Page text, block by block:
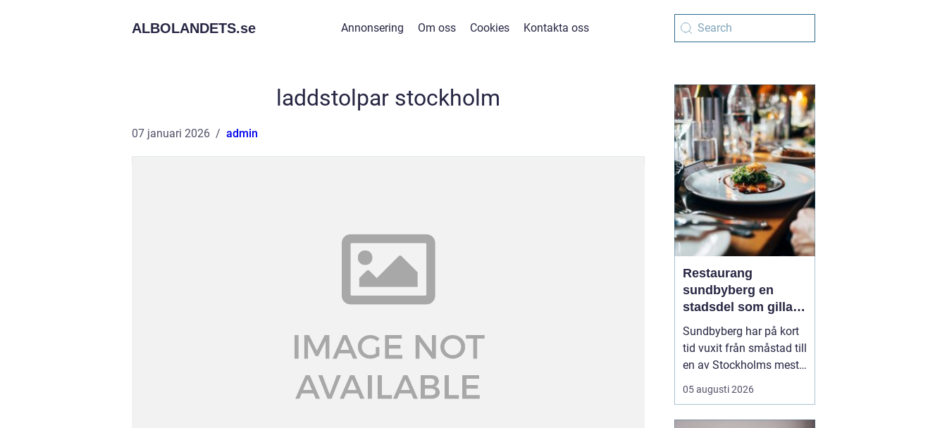
ALBOLANDETS.se Annonsering Om oss Cookies Kontakta oss
laddstolpar stockholm
07 januari 2026 admin
Restaurang
sundbyberg en
stadsdel som gillar
mat, sport och
spontana möten
Sundbyberg har på kort
tid vuxit från småstad till
en av Stockholms mest
levande knutpunkter.
Med nya bostäder,
05 augusti 2026